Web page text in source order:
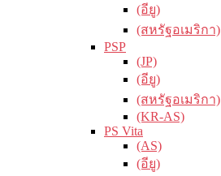
(อียู)
(สหรัฐอเมริกา)
PSP
(JP)
(อียู)
(สหรัฐอเมริกา)
(KR-AS)
PS Vita
(AS)
(อียู)